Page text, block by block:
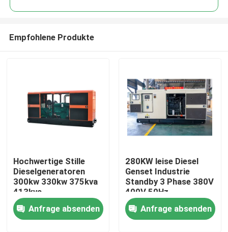
Haus
Produkte
Empfohlene Produkte
Hochwertige Stille
Dieselgeneratoren
300kw 330kw 375kva
413kva
Wasserkühlung
Portable 3 Phase
Dieselgenerator Set
Anfrage absenden
280KW leise Diesel
Genset Industrie
Standby 3 Phase 380V
400V 50Hz
professionelle
Witterungssicherheit
YTO Motor 24V
Anfrage absenden